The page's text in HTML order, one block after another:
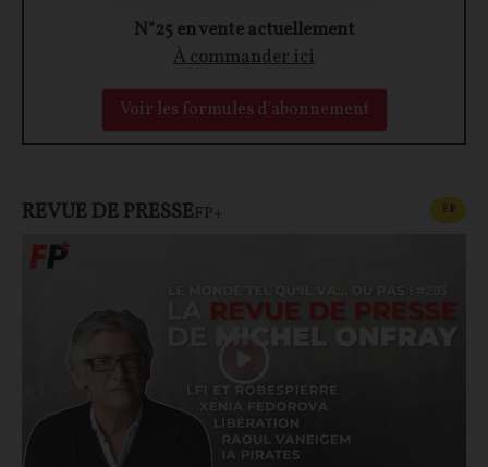
N°25 en vente actuellement
À commander ici
Voir les formules d'abonnement
REVUE DE PRESSEFP+ FP